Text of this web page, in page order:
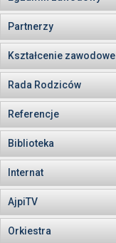
Partnerzy
Kształcenie zawodowe
Rada Rodziców
Referencje
Biblioteka
Internat
AjpiTV
Orkiestra